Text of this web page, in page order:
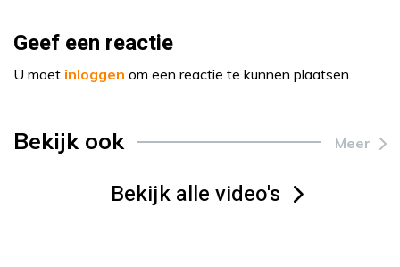
Geef een reactie
U moet inloggen om een reactie te kunnen plaatsen.
Bekijk ook Meer
Bekijk alle video's